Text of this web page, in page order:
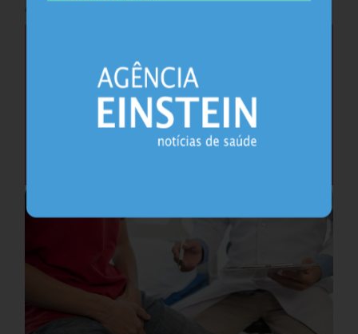
Saúde do coração após os 45 anos pode
antecipar risco de demência